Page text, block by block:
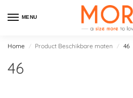
MENU
Home / Product Beschikbare maten / 46
46